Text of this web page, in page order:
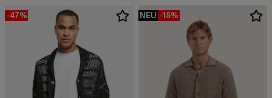
-47% NEU -15%